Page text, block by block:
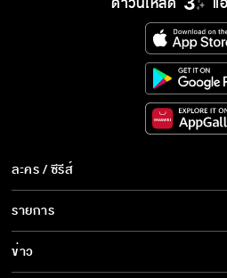
คุณพี่เจ้าขาดิฉัน
คุณพี่เจ้าขาดิฉัน
ละคร / ซีรีส์
ละคร/ซีรีส์
ซีรีส์นานาชาติ
การ์ตูน & เกม
รายการ
รายการทั้งหมด
ข่าว